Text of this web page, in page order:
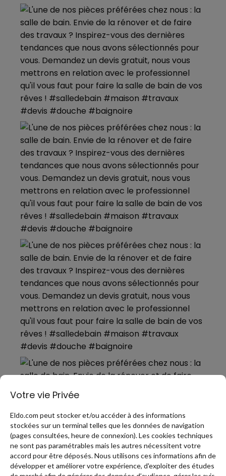
Votre vie Privée
Eldo.com peut stocker et/ou accéder à des informations
stockées sur un terminal telles que les données de navigation
(pages consultées, heure de connexion). Les cookies techniques
ne sont pas paramétrables mais les autres nécessitent votre
accord pour être déposés. Nous utilisons ces informations afin de
développer et améliorer votre expérience, d'exploiter des études